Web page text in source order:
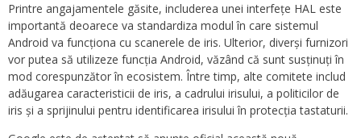
Printre angajamentele găsite, includerea unei interfețe HAL este
importantă deoarece va standardiza modul în care sistemul
Android va funcționa cu scanerele de iris. Ulterior, diverși furnizori
vor putea să utilizeze funcția Android, văzând că sunt susținuți în
mod corespunzător în ecosistem. Între timp, alte comitete includ
adăugarea caracteristicii de iris, a cadrului irisului, a politicilor de
iris și a sprijinului pentru identificarea irisului în protecția tastaturii.